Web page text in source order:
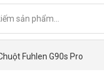
Fuhlen G90s Pro